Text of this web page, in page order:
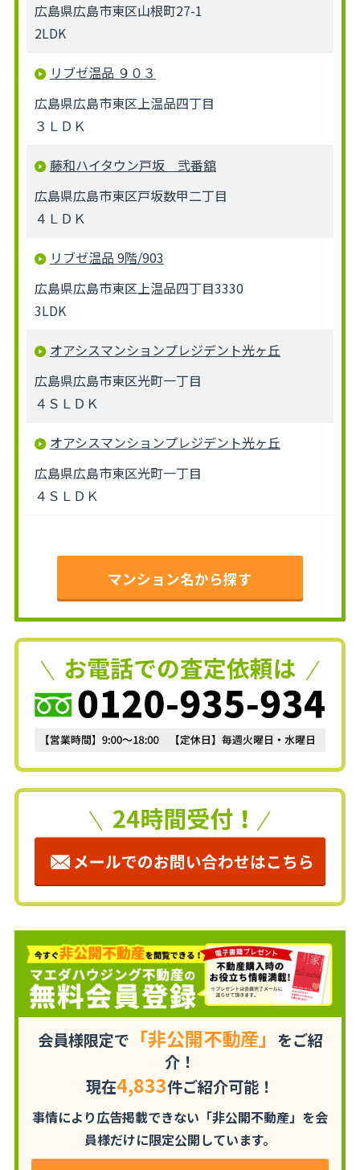
広島県広島市東区山根町27-1
2LDK
リブゼ温品 ９０３
広島県広島市東区上温品四丁目
３ＬＤＫ
藤和ハイタウン戸坂 弐番舘
広島県広島市東区戸坂数甲二丁目
４ＬＤＫ
リブゼ温品 9階/903
広島県広島市東区上温品四丁目3330
3LDK
オアシスマンションプレジデント光ヶ丘
広島県広島市東区光町一丁目
４ＳＬＤＫ
オアシスマンションプレジデント光ヶ丘
広島県広島市東区光町一丁目
４ＳＬＤＫ
マンション名から探す
会員様限定で 「非公開不動産」 をご紹
介！
現在4,833件ご紹介可能！
事情により広告掲載できない「非公開不動産」を会
員様だけに限定公開しています。